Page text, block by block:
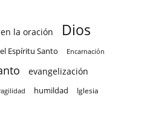
la oración Dios
Espíritu Santo Encarnación
evangelización
humildad Iglesia